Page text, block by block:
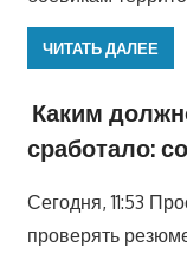
ЧИТАТЬ ДАЛЕЕ
Каким
сработало:
Сегодня, 11:53
проверять